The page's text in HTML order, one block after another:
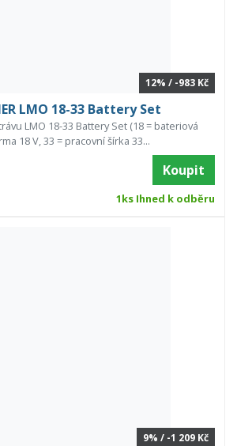
12% / -983 Kč
LMO 18-33 Battery Set
LMO 18-33 Battery Set (18 = bateriová
18 V, 33 = pracovní šírka 33...
Koupit
1ks Ihned k odběru
9% / -1 209 Kč